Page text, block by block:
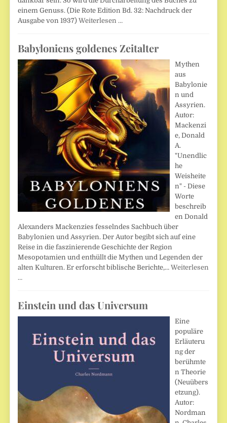
einem Genuss. (Die Rote Edition Bd. 32: Nachdruck der
Ausgabe von 1937)Weiterlesen …
Babyloniens goldenes Zeitalter
Mythen
aus
Babylonie
n und
Assyrien.
Autor:
Mackenzi
e, Donald
A.
"Unendlic
he
Weisheite
n" - Diese
Worte
beschreib
en Donald
Alexanders Mackenzies fesselndes Sachbuch über
Babylonien und Assyrien. Der Autor begibt sich auf eine
Reise in die faszinierende Geschichte der Region
Mesopotamien und enthüllt die Mythen und Legenden der
alten Kulturen. Er erforscht biblische Berichte,…Weiterlesen
…
Einstein und das Universum
Eine
populäre
Erläuteru
ng der
berühmte
n Theorie
(Neuübers
etzung).
Autor:
Nordman